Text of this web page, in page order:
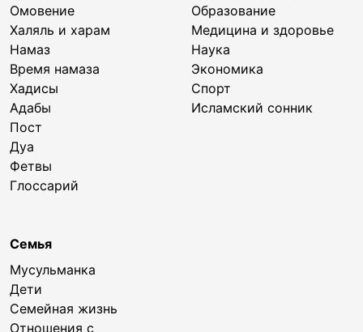
Омовение
Халяль и харам
Намаз
Время намаза
Хадисы
Адабы
Пост
Дуа
Фетвы
Глоссарий
Образование
Медицина и здоровье
Наука
Экономика
Спорт
Исламский сонник
Семья
Мусульманка
Дети
Семейная жизнь
Отношения с